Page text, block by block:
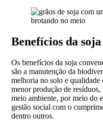
Benefícios da
Os benefícios da soja
são a manutenção da
melhoria no solo e qualidade
menor produção de resíduos,
meio ambiente, por meio do
gestão social com o
dentro outros.